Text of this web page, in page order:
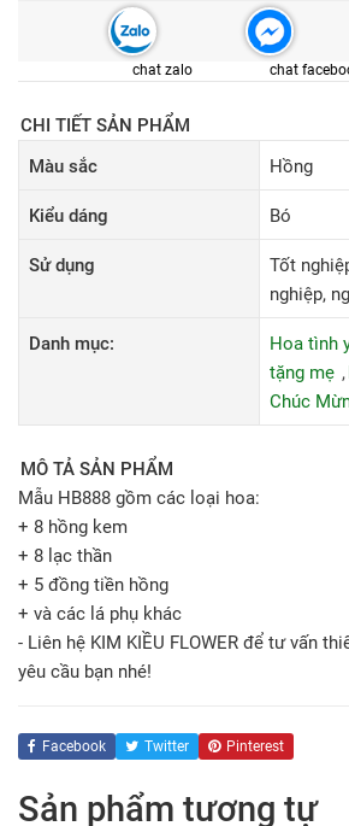
chat zalo chat
CHI TIẾT SẢN PHẨM
Màu sắc
Hồng
Kiểu dáng Bó
Sử dụng
Tốt
nghiệp,
Danh mục: Hoa tình
tặng mẹ
Chúc
MÔ TẢ SẢN PHẨM
Mẫu HB888 gồm các loại hoa:
+ 8 hồng kem
+ 8 lạc thần
+ 5 đồng tiền hồng
+ và các lá phụ khác
- Liên hệ KIM KIỀU FLOWER để tư vấn
yêu cầu bạn nhé!
Facebook Twitter Pinterest
Sản phẩm tương tự